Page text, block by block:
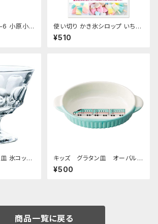
6 小原小
ーベース
使い切り かき氷シロップ いちご
ハワイアンブルー マンゴー マス
カット コーラ 35mL各1袋5種類
¥510
氷コップ
クリーム
々木ガラ
キッズ グラタン皿 オーバルデ
ィッシュ 超特急エメラルド
¥500
商品一覧に戻る